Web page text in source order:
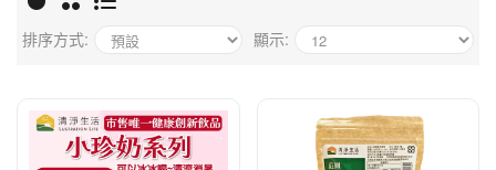
排序方式: 顯示: